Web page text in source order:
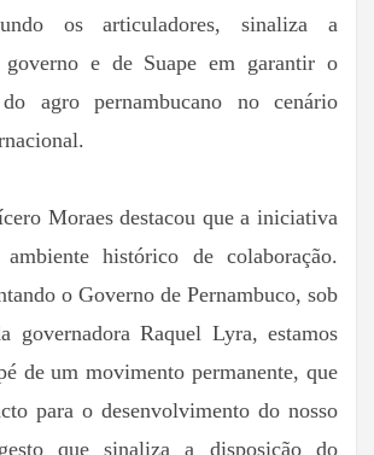
os articuladores, sinaliza a
governo e de Suape em garantir o
agro pernambucano no cenário
Moraes destacou que a iniciativa
histórico de colaboração.
o Governo de Pernambuco, sob
governadora Raquel Lyra, estamos
de um movimento permanente, que
para o desenvolvimento do nosso
que sinaliza a disposição do